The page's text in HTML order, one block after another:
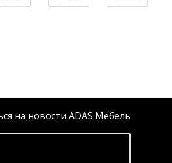
на новости ADAS Мебель